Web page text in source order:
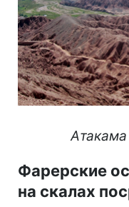
Фарерские
на скалах